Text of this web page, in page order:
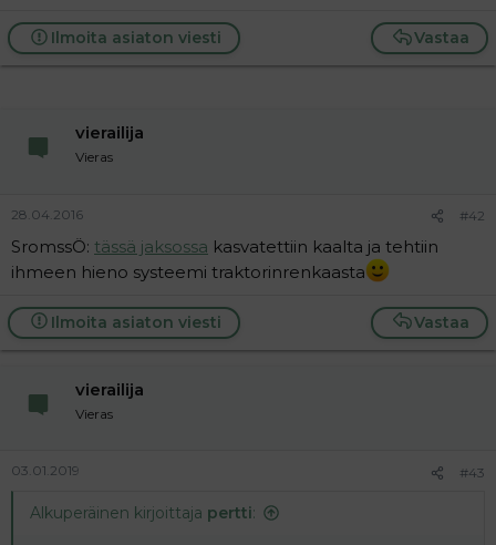
Vastaa
Ilmoita asiaton viesti
vierailija
Vieras
28.04.2016 #42
SromssÖ: tässä jaksossa kasvatettiin kaalta ja tehtiin
ihmeen hieno systeemi traktorinrenkaasta
Vastaa
Ilmoita asiaton viesti
vierailija
Vieras
03.01.2019 #43
Alkuperäinen kirjoittaja pertti: